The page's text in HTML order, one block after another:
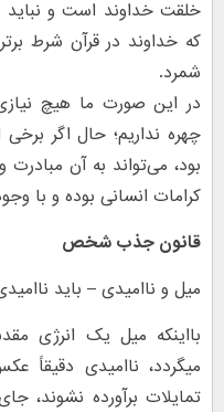
خلقت خداوند است و
که خداوند در قرآن شرط
شمرد.
در این صورت ما هیچ
چهره نداریم؛ حال اگر
بود، می‌تواند به آن مبادرت
کرامات انسانی بوده و با
قانون جذب شخص
میل و ناامیدی – باید
بااینکه میل یک انرژی
میگردد، ناامیدی
تمایلات برآورده نشوند،